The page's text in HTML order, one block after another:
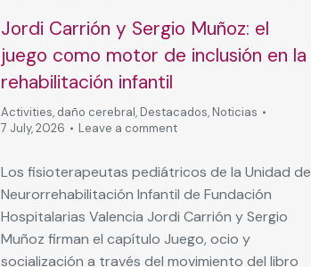
Jordi Carrión y Sergio Muñoz: el
juego como motor de inclusión en la
rehabilitación infantil
Activities, daño cerebral, Destacados, Noticias
7 July, 2026
Leave a comment
Los fisioterapeutas pediátricos de la Unidad de
Neurorrehabilitación Infantil de Fundación
Hospitalarias Valencia Jordi Carrión y Sergio
Muñoz firman el capítulo Juego, ocio y
socialización a través del movimiento del libro